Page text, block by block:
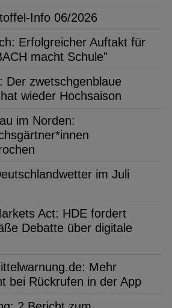
Info 06/2026
Erfolgreicher Auftakt für
macht Schule"
Der zwetschgenblaue
wieder Hochsaison
im Norden:
im Juli
Act: HDE fordert
Debatte über digitale
Mehr
bei Rückrufen in der App